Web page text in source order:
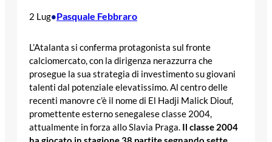
2 Lug•Pasquale Febbraro
L’Atalanta si conferma protagonista sul fronte
calciomercato, con la dirigenza nerazzurra che
prosegue la sua strategia di investimento su giovani
talenti dal potenziale elevatissimo. Al centro delle
recenti manovre c’è il nome di El Hadji Malick Diouf,
promettente esterno senegalese classe 2004,
attualmente in forza allo Slavia Praga. Il classe 2004